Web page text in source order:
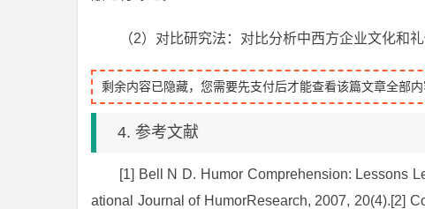
（2）对比研究法：对比分析中西方企业文化和
剩余内容已隐藏，您需要先支付后才能查看该篇文章全部内
4. 参考文献
[1] Bell N D. Humor Comprehension: Lessons
ational Journal of HumorResearch, 2007, 20(4).[2]